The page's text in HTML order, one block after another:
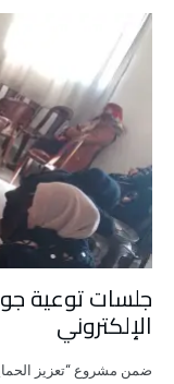
جلسات توعية
الإلكتروني
ضمن مشروع “تعزيز